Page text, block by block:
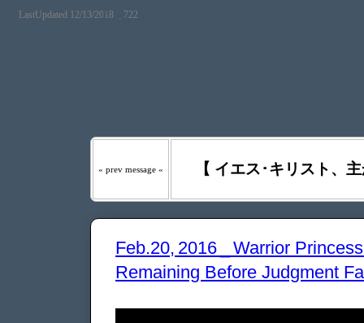
LastUpdated 12/13/2018 _ 722『わたしの羊は わたしの
« prev message « 【 イエス･キリスト、
Feb.20, 2016 _ Warrior
Remaining Before Judgment